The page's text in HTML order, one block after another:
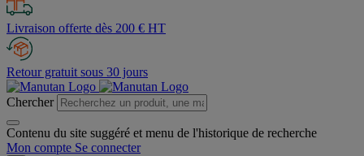
Livraison offerte dès 200 € HT
Retour gratuit sous 30 jours
Chercher
Contenu du site suggéré et menu de l'historique de recherche
Mon compte Se connecter